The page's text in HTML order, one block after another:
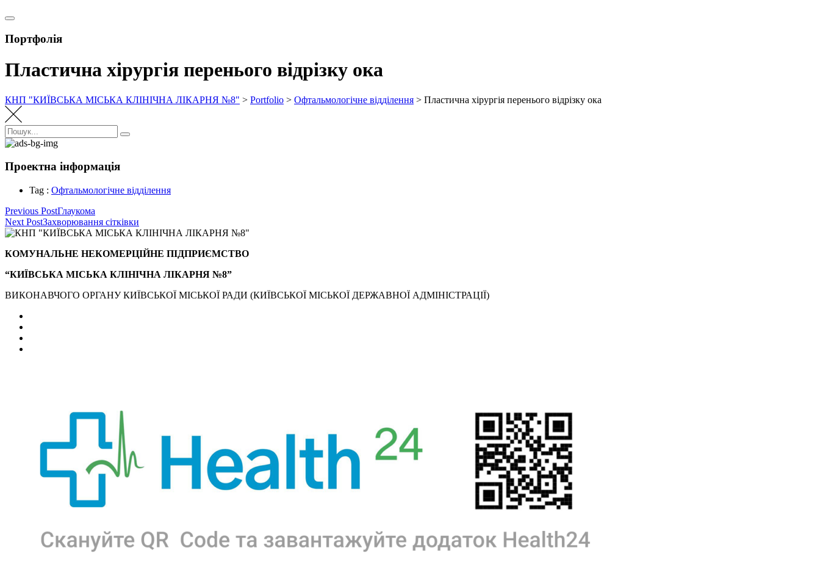
Портфолія
Пластична хірургія перенього відрізку ока
КНП "КИЇВСЬКА МІСЬКА КЛІНІЧНА ЛІКАРНЯ №8" > Portfolio > Офтальмологічне відділення > Пластична хірургія перенього відрізку ока
Пошук:
Пошук
Проектна інформація
Tag : Офтальмологічне відділення
Навігація
записів
Previous PostГлаукома
Next PostЗахворювання сітківки
КОМУНАЛЬНЕ НЕКОМЕРЦІЙНЕ ПІДПРИЄМСТВО
“КИЇВСЬКА МІСЬКА КЛІНІЧНА ЛІКАРНЯ №8”
ВИКОНАВЧОГО ОРГАНУ КИЇВСЬКОЇ МІСЬКОЇ РАДИ (КИЇВСЬКОЇ МІСЬКОЇ ДЕРЖАВНОЇ АДМІНІСТРАЦІЇ)